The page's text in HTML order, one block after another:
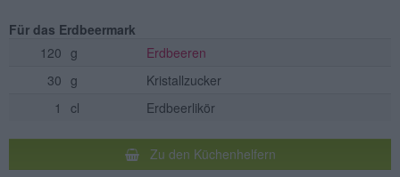
Für das Erdbeermark
120 g
Erdbeeren
30 g
Kristallzucker
1
cl Erdbeerlikör
Zu den Küchenhelfern